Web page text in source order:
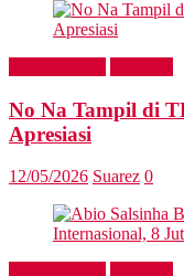
No Na Tampil di
Apresiasi
12/05/2026 Suarez 0